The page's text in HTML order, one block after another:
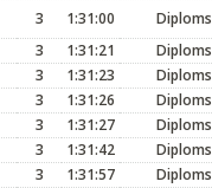
3 1:31:00
Diploms
3 1:31:21
Diploms
3 1:31:23
Diploms
3 1:31:26
Diploms
3 1:31:27
Diploms
3 1:31:42
Diploms
3 1:31:57
Diploms